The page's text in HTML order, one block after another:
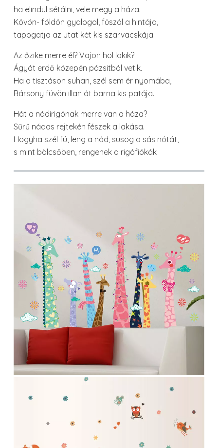
ha elindul sétálni, vele megy a háza.
Kövön- földön gyalogol, fűszál a hintája,
tapogatja az utat két kis szarvacskája!
Az őzike merre él? Vajon hol lakik?
Ágyát erdő közepén pázsitból vetik.
Ha a tisztáson suhan, szél sem ér nyomába,
Bársony füvön illan át barna kis patája.
Hát a nádirigónak merre van a háza?
Sűrű nádas rejtekén fészek a lakása.
Hogyha szél fú, leng a nád, susog a sás nótát,
s mint bölcsőben, rengenek a rigófiókák